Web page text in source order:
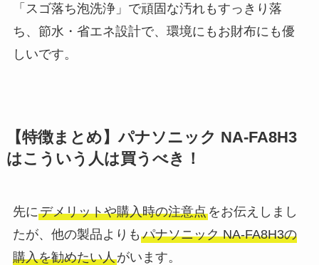
「スゴ落ち泡洗浄」で頑固な汚れもすっきり落
ち、節水・省エネ設計で、環境にもお財布にも優
しいです。
【特徴まとめ】パナソニック NA-FA8H3
はこういう人は買うべき！
先にデメリットや購入時の注意点をお伝えしまし
たが、他の製品よりも パナソニック NA-FA8H3の
購入を勧めたい人がいます。